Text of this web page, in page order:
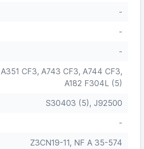
-
-
-
A351 CF3, A743 CF3, A744 CF3,
A182 F304L (5)
S30403 (5), J92500
-
Z3CN19-11, NF A 35-574